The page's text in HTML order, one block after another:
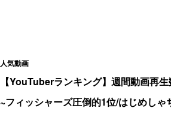
人気動画
【YouTuberランキング】週間動画再
~フィッシャーズ圧倒的1位/はじめしゃ